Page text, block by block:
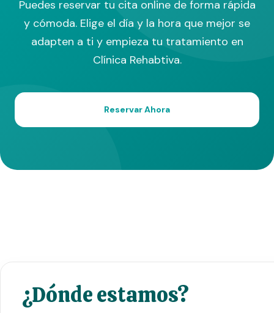
Puedes reservar tu cita online de forma rápida
y cómoda. Elige el día y la hora que mejor se
adapten a ti y empieza tu tratamiento en
Clínica Rehabtiva.
Reservar Ahora
¿Dónde estamos?